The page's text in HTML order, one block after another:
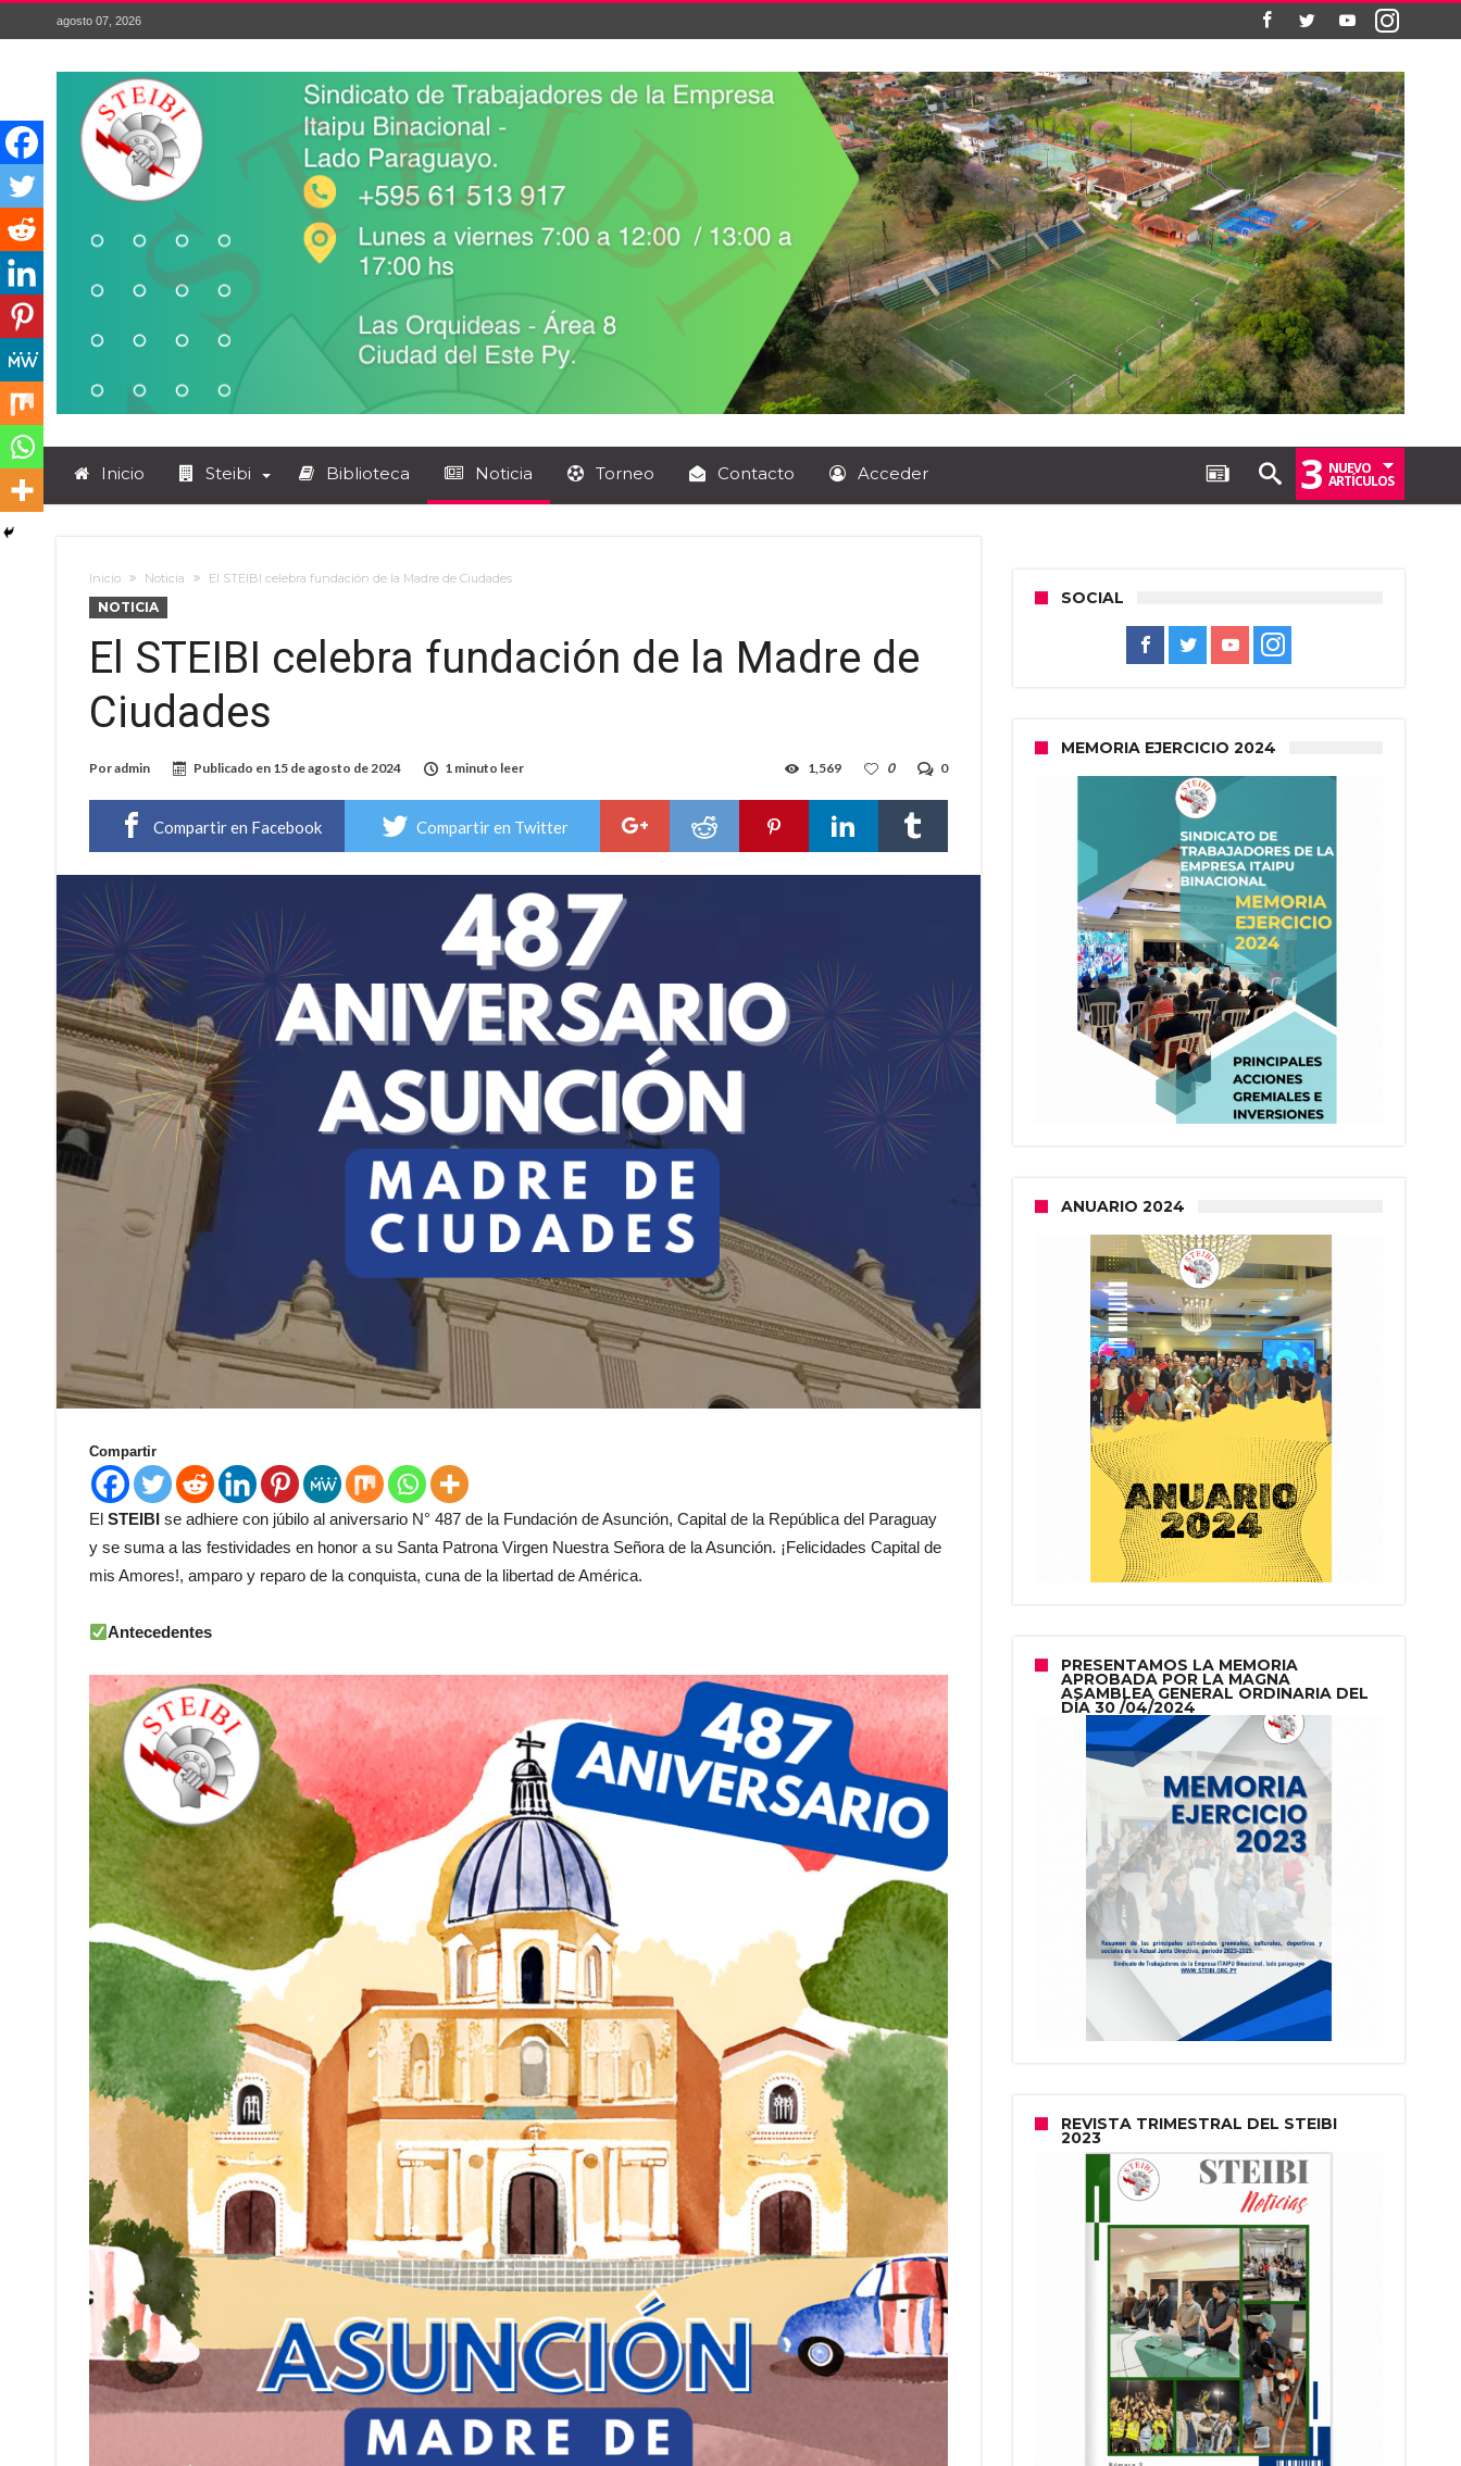
agosto 07, 2026
Inicio Steibi Biblioteca Noticia Torneo Contacto Acceder 3 NUEVO
ARTÍCULOS
Inicio Noticia El STEIBI celebra fundación de la Madre de Ciudades
NOTICIA
El STEIBI celebra fundación de la Madre de
Ciudades
Poradmin Publicado en 15 de agosto de 2024 1 minuto leer 0
0
1,569
Compartir en Facebook Compartir en Twitter
Compartir
El STEIBI se adhiere con júbilo al aniversario N° 487 de la Fundación de Asunción, Capital de la República del Paraguay
y se suma a las festividades en honor a su Santa Patrona Virgen Nuestra Señora de la Asunción. ¡Felicidades Capital de
mis Amores!, amparo y reparo de la conquista, cuna de la libertad de América.
Antecedentes
SOCIAL
MEMORIA EJERCICIO 2024
ANUARIO 2024
PRESENTAMOS LA MEMORIA
APROBADA POR LA MAGNA
ASAMBLEA GENERAL ORDINARIA DEL
DÍA 30 /04/2024
REVISTA TRIMESTRAL DEL STEIBI
2023